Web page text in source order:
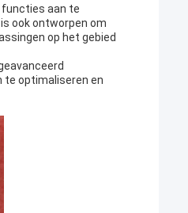
functies aan te
ook ontworpen om
op het gebied
te optimaliseren en